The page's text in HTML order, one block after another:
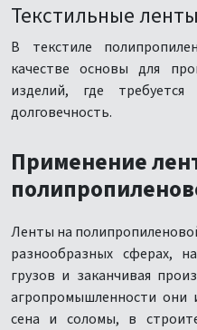
Текстильные ленты
В текстиле
качестве основы для
изделий, где
долговечность.
Применение
Ленты на
разнообразных сферах,
грузов и заканчивая
агропромышленности они
сена и соломы, в